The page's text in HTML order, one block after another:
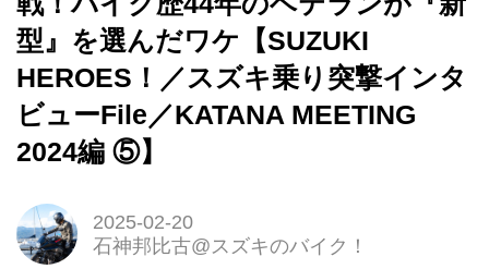
型』を選んだワケ【SUZUKI
HEROES！／スズキ乗り突撃インタ
ビューFile／KATANA MEETING
2024編 ⑤】
2025-02-20
石神邦比古@スズキのバイク！